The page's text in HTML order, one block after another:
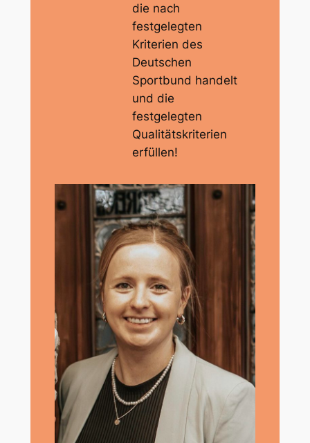
die nach
festgelegten
Kriterien des
Deutschen
Sportbund handelt
und die
festgelegten
Qualitätskriterien
erfüllen!